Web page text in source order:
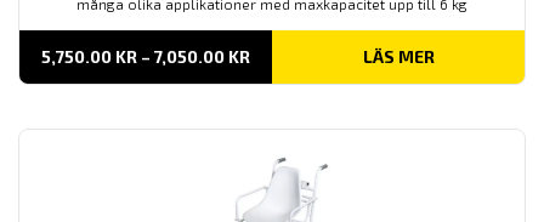
många olika applikationer med maxkapacitet upp till 6 kg
5,750.00 KR – 7,050.00 KRPRISINTERVALL:
TILL
LÄS MER